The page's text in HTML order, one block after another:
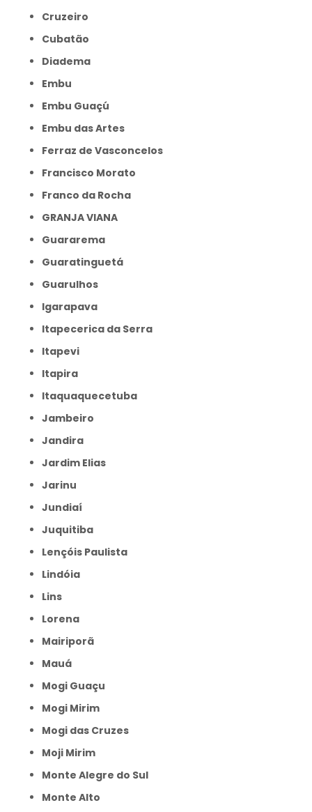
Cruzeiro
Cubatão
Diadema
Embu
Embu Guaçú
Embu das Artes
Ferraz de Vasconcelos
Francisco Morato
Franco da Rocha
GRANJA VIANA
Guararema
Guaratinguetá
Guarulhos
Igarapava
Itapecerica da Serra
Itapevi
Itapira
Itaquaquecetuba
Jambeiro
Jandira
Jardim Elias
Jarinu
Jundiaí
Juquitiba
Lençóis Paulista
Lindóia
Lins
Lorena
Mairiporã
Mauá
Mogi Guaçu
Mogi Mirim
Mogi das Cruzes
Moji Mirim
Monte Alegre do Sul
Monte Alto